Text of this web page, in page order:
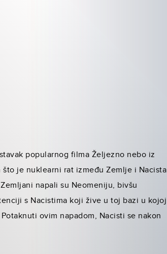
popularnog filma Željezno nebo iz
je nuklearni rat između Zemlje i Nacista
napali su Neomeniju, bivšu
s Nacistima koji žive u toj bazi u kojoj
ovim napadom, Nacisti se nakon